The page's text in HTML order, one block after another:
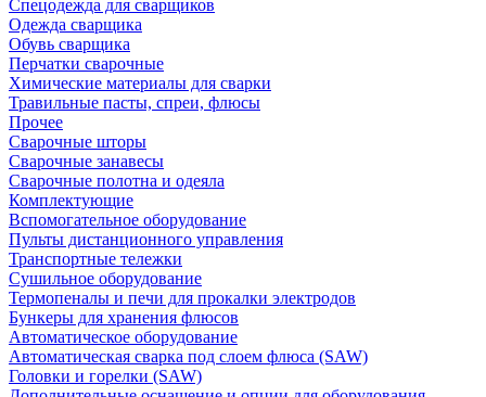
Спецодежда для сварщиков
Одежда сварщика
Обувь сварщика
Перчатки сварочные
Химические материалы для сварки
Травильные пасты, спреи, флюсы
Прочее
Сварочные шторы
Сварочные занавесы
Сварочные полотна и одеяла
Комплектующие
Вспомогательное оборудование
Пульты дистанционного управления
Транспортные тележки
Сушильное оборудование
Термопеналы и печи для прокалки электродов
Бункеры для хранения флюсов
Автоматическое оборудование
Автоматическая сварка под слоем флюса (SAW)
Головки и горелки (SAW)